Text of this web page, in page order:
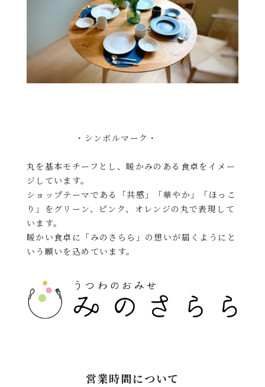
・シンボルマーク・
丸を基本モチーフとし、暖かみのある食卓をイメー
ジしています。
ショップテーマである「共感」「華やか」「ほっこ
り」をグリーン、ピンク、オレンジの丸で表現して
います。
暖かい食卓に「みのさらら」の想いが届くようにと
いう願いを込めています。
営業時間について